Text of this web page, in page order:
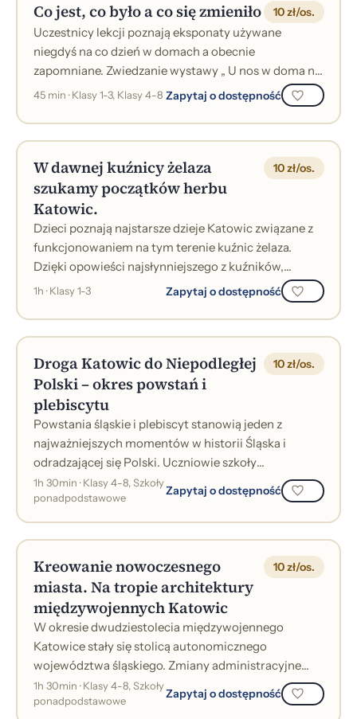
Co jest, co było a co się zmieniło 10 zł/os.
Uczestnicy lekcji poznają eksponaty używane
niegdyś na co dzień w domach a obecnie
zapomniane. Zwiedzanie wystawy „ U nos w doma na
Nikiszu” jest „wycieczką w czasie”, poznaniem po...
45 min · Klasy 1-3, Klasy 4-8 Zapytaj o dostępność
W dawnej kuźnicy żelaza
szukamy początków herbu
Katowic.
10 zł/os.
Dzieci poznają najstarsze dzieje Katowic związane z
funkcjonowaniem na tym terenie kuźnic żelaza.
Dzięki opowieści najsłynniejszego z kuźników,
Walentego Roździeńskiego (film preze...
1h · Klasy 1-3 Zapytaj o dostępność
Droga Katowic do Niepodległej
Polski – okres powstań i
plebiscytu
10 zł/os.
Powstania śląskie i plebiscyt stanowią jeden z
najważniejszych momentów w historii Śląska i
odradzającej się Polski. Uczniowie szkoły
podstawowej poznają główne wydarzenia i miejsc...
1h 30min · Klasy 4-8, Szkoły
ponadpodstawowe
Zapytaj o dostępność
Kreowanie nowoczesnego
miasta. Na tropie architektury
międzywojennych Katowic
10 zł/os.
W okresie dwudziestolecia międzywojennego
Katowice stały się stolicą autonomicznego
województwa śląskiego. Zmiany administracyjne
zaowocowały powstaniem nowych inwestycji
budowlany...
1h 30min · Klasy 4-8, Szkoły
ponadpodstawowe
Zapytaj o dostępność